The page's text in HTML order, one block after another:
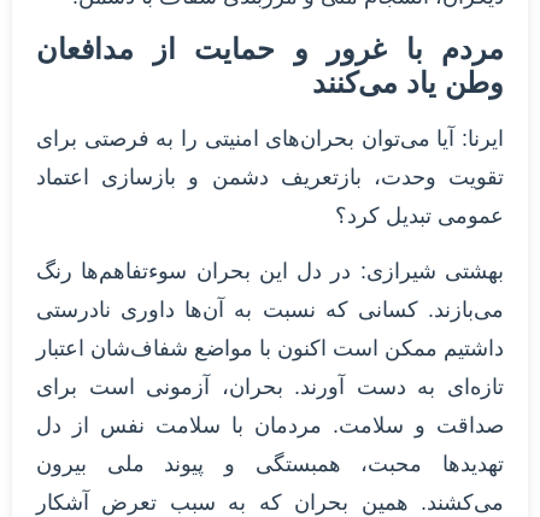
مردم با غرور و حمایت از مدافعان
وطن یاد می‌کنند
ایرنا: آیا می‌توان بحران‌های امنیتی را به فرصتی برای
تقویت وحدت، بازتعریف دشمن و بازسازی اعتماد
عمومی تبدیل کرد؟
بهشتی شیرازی: در دل این بحران سوءتفاهم‌ها رنگ
می‌بازند. کسانی که نسبت به آن‌ها داوری نادرستی
داشتیم ممکن است اکنون با مواضع شفاف‌شان اعتبار
تازه‌ای به دست آورند. بحران، آزمونی است برای
صداقت و سلامت. مردمان با سلامت نفس از دل
تهدیدها محبت، همبستگی و پیوند ملی بیرون
می‌کشند. همین بحران که به سبب تعرض آشکار